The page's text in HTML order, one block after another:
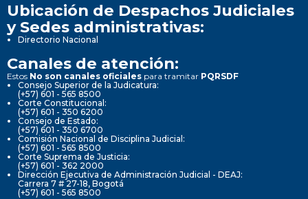
Ubicación de Despachos Judiciales
y Sedes administrativas:
Directorio Nacional
Canales de atención:
Estos No son canales oficiales para tramitar PQRSDF
Consejo Superior de la Judicatura:
(+57) 601 - 565 8500
Corte Constitucional:
(+57) 601 - 350 6200
Consejo de Estado:
(+57) 601 - 350 6700
Comisión Nacional de Disciplina Judicial:
(+57) 601 - 565 8500
Corte Suprema de Justicia:
(+57) 601 - 362 2000
Dirección Ejecutiva de Administración Judicial - DEAJ:
Carrera 7 # 27-18, Bogotá
(+57) 601 - 565 8500